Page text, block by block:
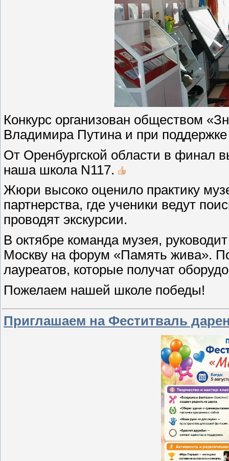
Конкурс организован обществом
Владимира Путина и при
От Оренбургской области в финал
наша школа N117.
Жюри высоко оценило практику
партнерства, где ученики ведут
проводят экскурсии.
В октябре команда музея,
Москву на форум «Память жива».
лауреатов, которые получат
Пожелаем нашей школе победы!
Приглашаем на Феститваль